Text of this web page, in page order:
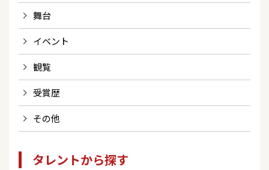
舞台
イベント
観覧
受賞歴
その他
タレントから探す